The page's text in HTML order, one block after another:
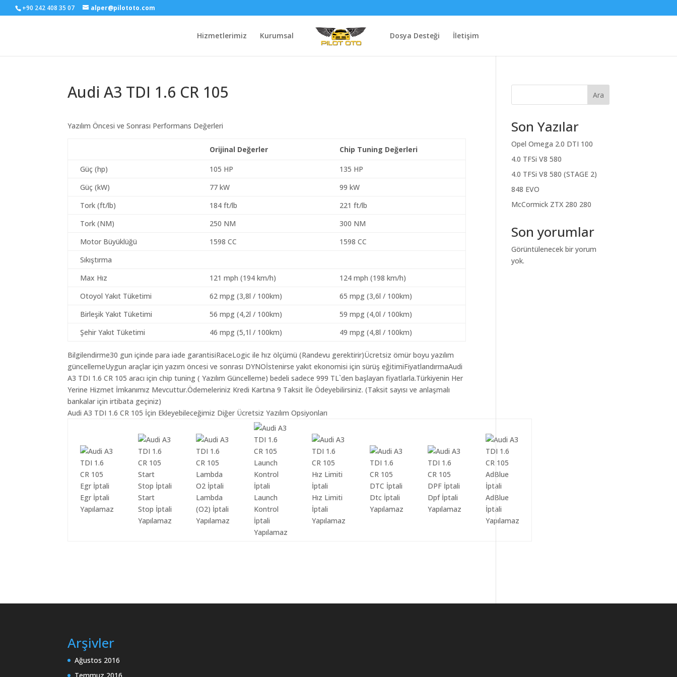
+90 242 408 35 07 alper@pilototo.com
Hizmetlerimiz Kurumsal Dosya Desteği İletişim
Audi A3 TDI 1.6 CR 105
Yazılım Öncesi ve Sonrası Performans Değerleri
Orijinal Değerler Chip Tuning Değerleri
Güç (hp) 105 HP
135 HP
Güç (kW)
77 kW
99 kW
Tork (ft/lb)
184 ft/lb
221 ft/lb
Tork (NM)
250 NM
300 NM
Motor Büyüklüğü
1598 CC
1598 CC
Sıkıştırma
Max Hız
121 mph (194 km/h)
124 mph (198 km/h)
Otoyol Yakıt Tüketimi
62 mpg (3,8l / 100km)
65 mpg (3,6l / 100km)
Birleşik Yakıt Tüketimi
56 mpg (4,2l / 100km)
59 mpg (4,0l / 100km)
Şehir Yakıt Tüketimi
46 mpg (5,1l / 100km) 49 mpg (4,8l / 100km)
Bilgilendirme30 gun içinde para iade garantisiRaceLogic ile hız ölçümü (Randevu gerektirir)Ücretsiz ömür boyu yazılım
güncellemeUygun araçlar için yazım öncesi ve sonrası DYNOİstenirse yakıt ekonomisi için sürüş eğitimiFiyatlandırmaAudi
A3 TDI 1.6 CR 105 aracı için chip tuning ( Yazılım Güncelleme) bedeli sadece 999 TL`den başlayan fiyatlarla.Türkiyenin Her
Yerine Hizmet İmkanımız Mevcuttur.Ödemeleriniz Kredi Kartına 9 Taksit İle Ödeyebilirsiniz. (Taksit sayısı ve anlaşmalı
bankalar için irtibata geçiniz)
Audi A3 TDI 1.6 CR 105 İçin Ekleyebileceğimiz Diğer Ücretsiz Yazılım Opsiyonları
Egr İptali
Yapılamaz
Start
Stop İptali
Yapılamaz
Lambda
(O2) İptali
Yapılamaz
Launch
Kontrol
İptali
Yapılamaz
Hız Limiti
İptali
Yapılamaz
Dtc İptali
Yapılamaz
Dpf İptali
Yapılamaz
AdBlue
İptali
Yapılamaz
Ara
Son Yazılar
Opel Omega 2.0 DTI 100
4.0 TFSi V8 580
4.0 TFSi V8 580 (STAGE 2)
848 EVO
McCormick ZTX 280 280
Son yorumlar
Görüntülenecek bir yorum
yok.
Arşivler
Ağustos 2016
Temmuz 2016